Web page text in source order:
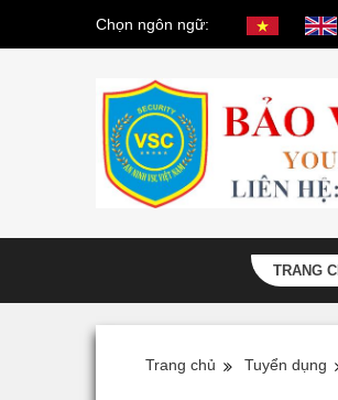
Chọn ngôn ngữ:
TRANG
Trang chủ Tuyển dụng